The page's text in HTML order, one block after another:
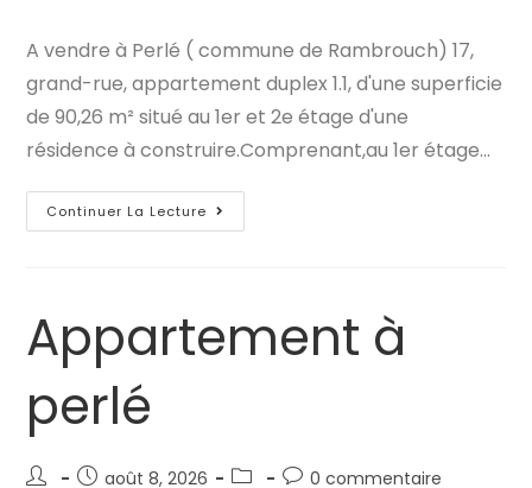
publication :
publication :
A vendre à Perlé ( commune de Rambrouch) 17,
grand-rue, appartement duplex 1.1, d'une superficie
de 90,26 m² situé au 1er et 2e étage d'une
résidence à construire.Comprenant,au 1er étage…
Continuer La Lecture Appartement
À
Appartement à
perlé
Auteur/autrice
Publication
août 8, 2026
Post
Commentaires
0 commentaire